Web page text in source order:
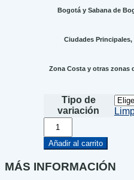
Bogotá y Sabana de
Ciudades
Zona Costa y otras zonas
Tipo de
variación
Rita
la
secreta
Añadir al carrito
MÁS INFORMACIÓN